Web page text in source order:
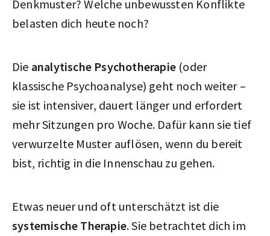
Denkmuster? Welche unbewussten Konflikte
belasten dich heute noch?
Die analytische Psychotherapie (oder
klassische Psychoanalyse) geht noch weiter –
sie ist intensiver, dauert länger und erfordert
mehr Sitzungen pro Woche. Dafür kann sie tief
verwurzelte Muster auflösen, wenn du bereit
bist, richtig in die Innenschau zu gehen.
Etwas neuer und oft unterschätzt ist die
systemische Therapie. Sie betrachtet dich im